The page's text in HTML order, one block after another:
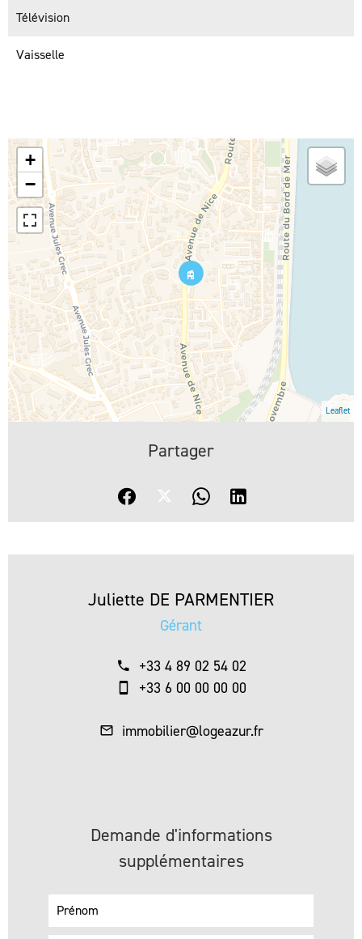
Télévision
Vaisselle
+
−
Leaflet
Partager
Juliette DE PARMENTIER
Gérant
+33 4 89 02 54 02
+33 6 00 00 00 00
immobilier@logeazur.fr
Demande d'informations
supplémentaires